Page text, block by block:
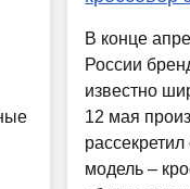
В конце
России
известно
12 мая
модель –